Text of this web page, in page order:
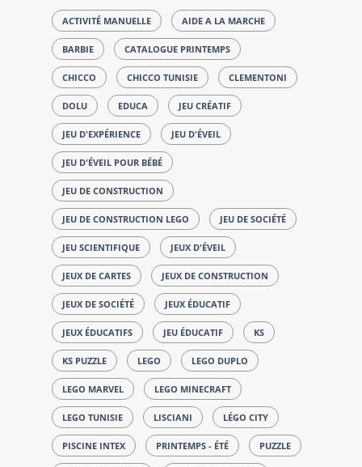
ACTIVITÉ MANUELLE AIDE A LA MARCHE
BARBIE CATALOGUE PRINTEMPS
CHICCO CHICCO TUNISIE CLEMENTONI
DOLU EDUCA JEU CRÉATIF
JEU D'EXPÉRIENCE JEU D'ÉVEIL
JEU D'ÉVEIL POUR BÉBÉ
JEU DE CONSTRUCTION
JEU DE CONSTRUCTION LEGO JEU DE SOCIÉTÉ
JEU SCIENTIFIQUE JEUX D'ÉVEIL
JEUX DE CARTES JEUX DE CONSTRUCTION
JEUX DE SOCIÉTÉ JEUX ÉDUCATIF
JEUX ÉDUCATIFS JEU ÉDUCATIF KS
KS PUZZLE LEGO LEGO DUPLO
LEGO MARVEL LEGO MINECRAFT
LEGO TUNISIE LISCIANI LÉGO CITY
PISCINE INTEX PRINTEMPS - ÉTÉ PUZZLE